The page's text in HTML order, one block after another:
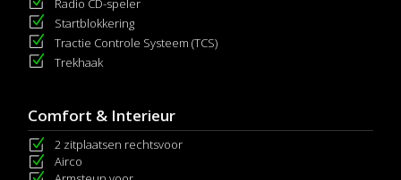
Radio CD-speler
Startblokkering
Tractie Controle Systeem (TCS)
Trekhaak
Comfort & Interieur
2 zitplaatsen rechtsvoor
Airco